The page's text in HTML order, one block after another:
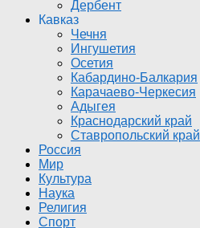
Дербент
Кавказ
Чечня
Ингушетия
Осетия
Кабардино-Балкария
Карачаево-Черкесия
Адыгея
Краснодарский край
Ставропольский край
Россия
Мир
Культура
Наука
Религия
Спорт